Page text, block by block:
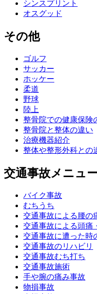
シンスプリント
オスグッド
その他
ゴルフ
サッカー
ホッケー
柔道
野球
陸上
整骨院での健康保険
整骨院と整体の違い
治療機器紹介
整体や整形外科との
交通事故メニュ
バイク事故
むちうち
交通事故による腰の
交通事故による頭痛
交通事故に遭った時
交通事故のリハビリ
交通事故むち打ち
交通事故施術
手や腕の痛み事故
物損事故